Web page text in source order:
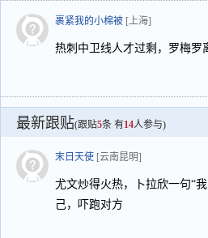
裹紧我的小棉被 [上海]
热刺中卫线人才过剩，罗梅罗
最新跟贴(跟贴5条 有14人参与)
末日天使 [云南昆明]
尤文炒得火热，卜拉欣一句“
己，吓跑对方